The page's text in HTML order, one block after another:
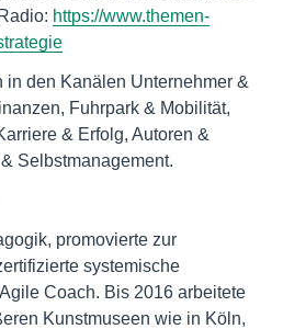
https://www.themen-
in den Kanälen Unternehmer &
Fuhrpark & Mobilität,
& Erfolg, Autoren &
Selbstmanagement.
promovierte zur
systemische
Coach. Bis 2016 arbeitete
Kunstmuseen wie in Köln,